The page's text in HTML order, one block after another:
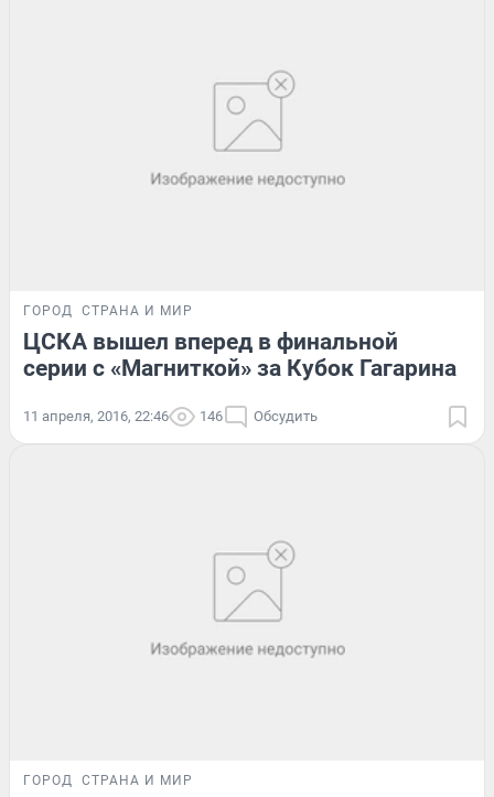
ГОРОД СТРАНА И МИР
ЦСКА вышел вперед в финальной
серии с «Магниткой» за Кубок Гагарина
11 апреля, 2016, 22:46 146 Обсудить
ГОРОД СТРАНА И МИР